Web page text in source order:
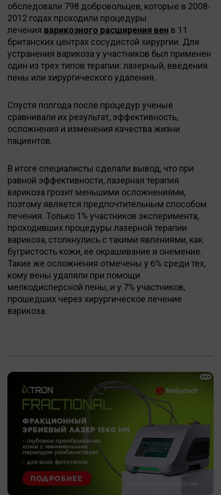
обследовали 798 добровольцев, которые в 2008-
2012 годах проходили процедуры
лечения варикозного расширения вен в 11
британских центрах сосудистой хирургии. Для
устранения варикоза у участников был применен
один из трех типов терапии: лазерный, введения
пены или хирургического удаления.
Спустя полгода после процедур ученые
сравнивали их результат, эффективность,
осложнения и изменения качества жизни
пациентов.
В итоге специалисты сделали вывод, что при
равной эффективности, лазерная терапия
варикоза грозит меньшими осложнениями,
поэтому является предпочтительным способом
лечения. Только 1% участников эксперимента,
проходивших процедуры лазерной терапии
варикоза, столкнулись с такими явлениями, как
бугристость кожи, ее окрашивание и онемение.
Такие же осложнения отмечены у 6% среди тех,
кому вены удаляли при помощи
мелкодисперсной пены, и у 7% участников,
прошедших через хирургическое лечение
варикоза.